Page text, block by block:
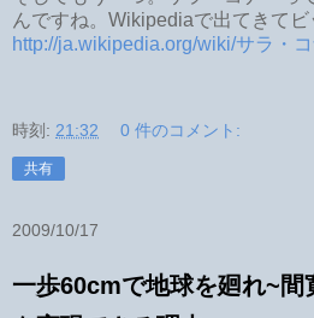
んですね。Wikipediaで出てきて
http://ja.wikipedia.org/wiki/サラ・
時刻: 21:32 0 件のコメント:
共有
2009/10/17
一歩60cmで地球を廻れ~間